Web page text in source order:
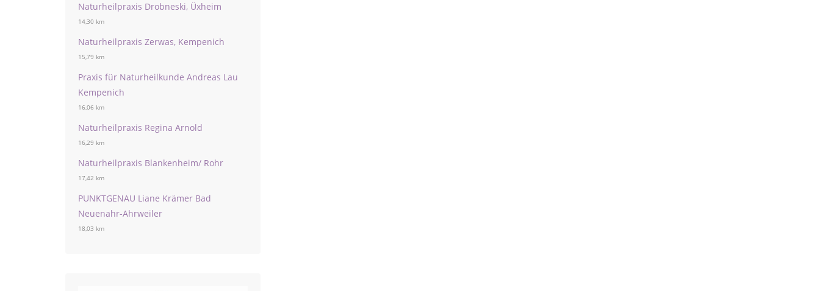
Naturheilpraxis Drobneski, Üxheim
14,30 km
Naturheilpraxis Zerwas, Kempenich
15,79 km
Praxis für Naturheilkunde Andreas Lau
Kempenich
16,06 km
Naturheilpraxis Regina Arnold
16,29 km
Naturheilpraxis Blankenheim/ Rohr
17,42 km
PUNKTGENAU Liane Krämer Bad
Neuenahr-Ahrweiler
18,03 km